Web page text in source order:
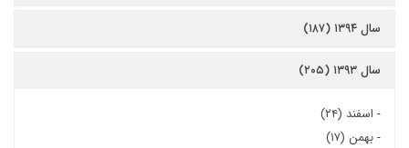
سال ۱۳۹۴ (۱۸۷)
سال ۱۳۹۳ (۲۰۵)
- اسفند (۲۴)
-بهمن (۱۷)